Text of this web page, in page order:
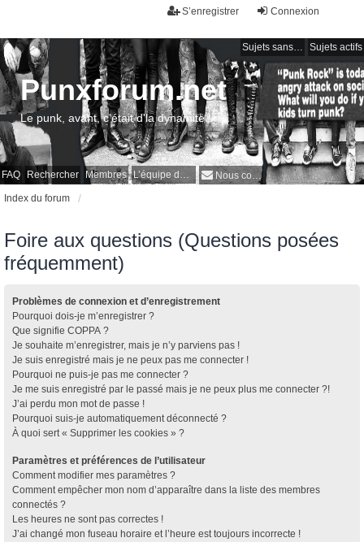
Connexion
S’enregistrer
Sujets sans réponse Sujets actifs
FAQ Rechercher Membres L’équipe du forum Nous contacter
Punxforum.net
Le punk, avant, c'était d'la dynamite !
Index du forum
Foire aux questions (Questions posées
fréquemment)
Problèmes de connexion et d’enregistrement
Pourquoi dois-je m’enregistrer ?
Que signifie COPPA ?
Je souhaite m’enregistrer, mais je n’y parviens pas !
Je suis enregistré mais je ne peux pas me connecter !
Pourquoi ne puis-je pas me connecter ?
Je me suis enregistré par le passé mais je ne peux plus me connecter ?!
J’ai perdu mon mot de passe !
Pourquoi suis-je automatiquement déconnecté ?
À quoi sert « Supprimer les cookies » ?
Paramètres et préférences de l’utilisateur
Comment modifier mes paramètres ?
Comment empêcher mon nom d’apparaître dans la liste des membres
connectés ?
Les heures ne sont pas correctes !
J’ai changé mon fuseau horaire et l’heure est toujours incorrecte !